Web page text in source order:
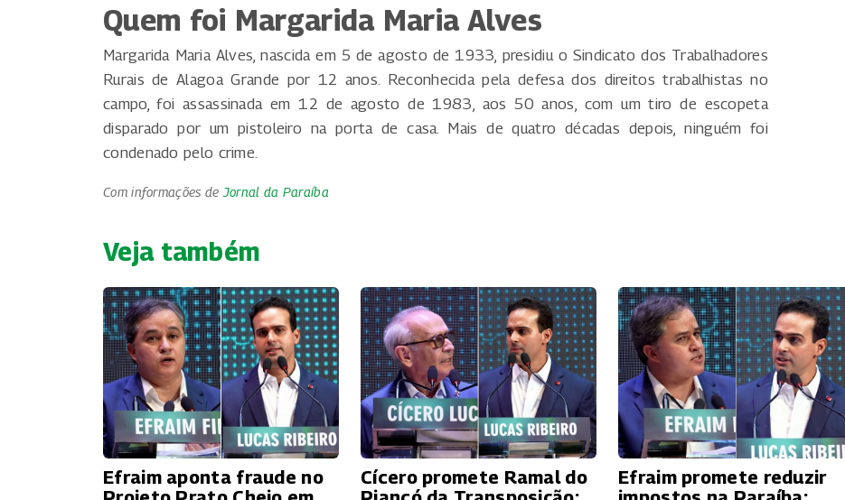
Quem foi Margarida Maria Alves
Margarida Maria Alves, nascida em 5 de agosto de 1933, presidiu o Sindicato dos Trabalhadores
Rurais de Alagoa Grande por 12 anos. Reconhecida pela defesa dos direitos trabalhistas no
campo, foi assassinada em 12 de agosto de 1983, aos 50 anos, com um tiro de escopeta
disparado por um pistoleiro na porta de casa. Mais de quatro décadas depois, ninguém foi
condenado pelo crime.
Com informações de Jornal da Paraíba
Veja também
Efraim aponta fraude no
Cícero promete Ramal do
Efraim promete reduzir